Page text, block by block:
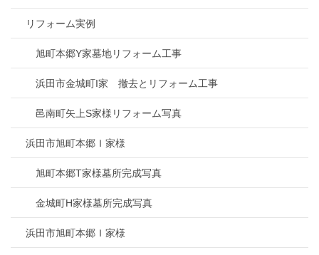
リフォーム実例
旭町本郷Y家墓地リフォーム工事
浜田市金城町I家 撤去とリフォーム工事
邑南町矢上S家様リフォーム写真
浜田市旭町本郷Ｉ家様
旭町本郷T家様墓所完成写真
金城町H家様墓所完成写真
浜田市旭町本郷Ｉ家様